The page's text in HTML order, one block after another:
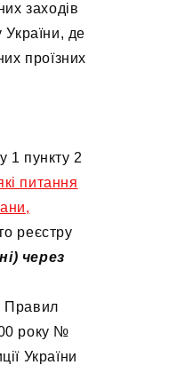
заходів
України, де
проїзних
1 пункту 2
питання
реєстру
через
Правил
року №
України